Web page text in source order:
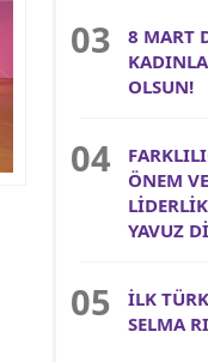
8 MART
OLSUN!
ÖNEM
YAVUZ
İLK
SELMA